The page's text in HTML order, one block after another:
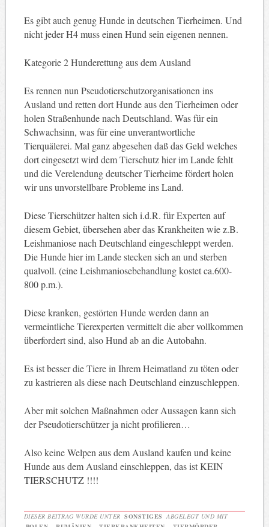
Es gibt auch genug Hunde in deutschen Tierheimen. Und
nicht jeder H4 muss einen Hund sein eigenen nennen.
Kategorie 2 Hunderettung aus dem Ausland
Es rennen nun Pseudotierschutzorganisationen ins
Ausland und retten dort Hunde aus den Tierheimen oder
holen Straßenhunde nach Deutschland. Was für ein
Schwachsinn, was für eine unverantwortliche
Tierquälerei. Mal ganz abgesehen daß das Geld welches
dort eingesetzt wird dem Tierschutz hier im Lande fehlt
und die Verelendung deutscher Tierheime fördert holen
wir uns unvorstellbare Probleme ins Land.
Diese Tierschützer halten sich i.d.R. für Experten auf
diesem Gebiet, übersehen aber das Krankheiten wie z.B.
Leishmaniose nach Deutschland eingeschleppt werden.
Die Hunde hier im Lande stecken sich an und sterben
qualvoll. (eine Leishmaniosebehandlung kostet ca.600-
800 p.m.).
Diese kranken, gestörten Hunde werden dann an
vermeintliche Tierexperten vermittelt die aber vollkommen
überfordert sind, also Hund ab an die Autobahn.
Es ist besser die Tiere in Ihrem Heimatland zu töten oder
zu kastrieren als diese nach Deutschland einzuschleppen.
Aber mit solchen Maßnahmen oder Aussagen kann sich
der Pseudotierschützer ja nicht profilieren…
Also keine Welpen aus dem Ausland kaufen und keine
Hunde aus dem Ausland einschleppen, das ist KEIN
TIERSCHUTZ !!!!
DIESER BEITRAG WURDE UNTER SONSTIGES ABGELEGT UND MIT